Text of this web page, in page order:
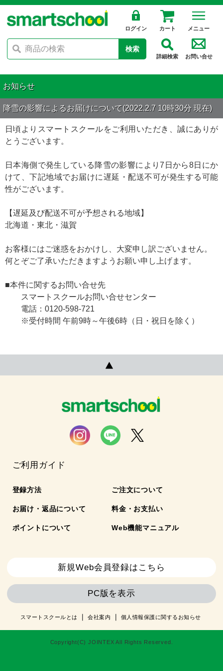
ログイン カート メニュー
検索
詳細検索 お問い合せ
お知らせ
降雪の影響によるお届けについて(2022.2.7 10時30分 現在)
日頃よりスマートスクールをご利用いただき、誠にありが
とうございます。
日本海側で発生している降雪の影響により7日から8日にか
けて、下記地域でお届けに遅延・配送不可が発生する可能
性がございます。
【遅延及び配送不可が予想される地域】
北海道・東北・滋賀
お客様にはご迷惑をおかけし、大変申し訳ございません。
何とぞご了承いただきますようお願い申し上げます。
■本件に関するお問い合せ先
スマートスクールお問い合せセンター
電話：0120-598-721
※受付時間 午前9時～午後6時（日・祝日を除く）
ご利用ガイド
登録方法 ご注文について
お届け・返品について 料金・お支払い
ポイントについて Web機能マニュアル
新規Web会員登録はこちら
PC版を表示
スマートスクールとは 会社案内 個人情報保護に関するお知らせ
Copyright(C) JOINTEX All Rights Reserved.